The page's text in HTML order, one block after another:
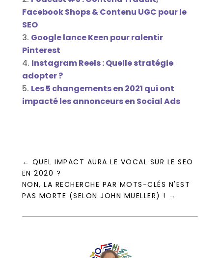
Facebook Shops & Contenu UGC pour le
SEO
Google lance Keen pour ralentir
Pinterest
Instagram Reels : Quelle stratégie
adopter ?
Les 5 changements en 2021 qui ont
impacté les annonceurs en Social Ads
← QUEL IMPACT AURA LE VOCAL SUR LE SEO
EN 2020 ?
NON, LA RECHERCHE PAR MOTS-CLÉS N'EST
PAS MORTE (SELON JOHN MUELLER) ! →